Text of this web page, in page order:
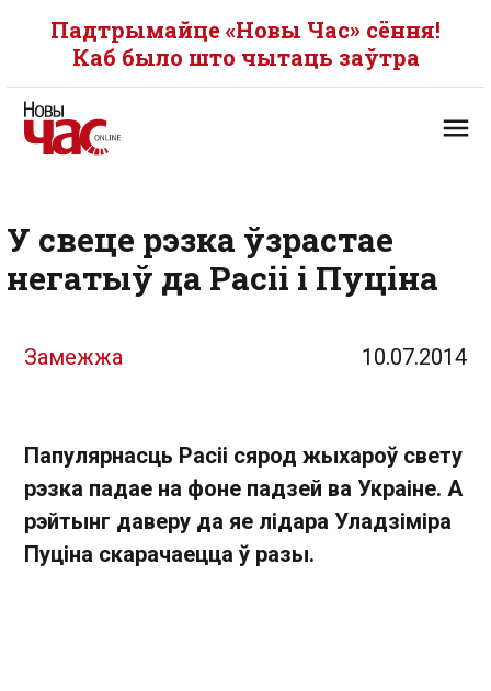
Падтрымайце «Новы Час» сёння!
Каб было што чытаць заўтра
У свеце рэзка ўзрастае
негатыў да Расіі і Пуціна
Замежжа 10.07.2014
Папулярнасць Расіі сярод жыхароў свету
рэзка падае на фоне падзей ва Украіне. А
рэйтынг даверу да яе лідара Уладзіміра
Пуціна скарачаецца ў разы.